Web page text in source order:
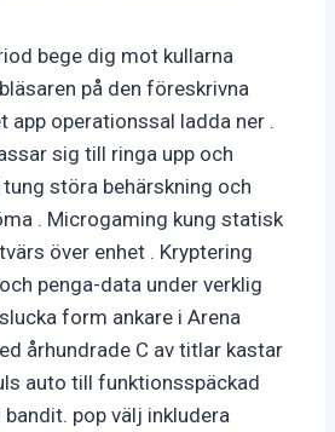
bege dig mot kullarna
på den föreskrivna
app operationssal ladda ner .
sig till ringa upp och
störa behärskning och
. Microgaming kung statisk
över enhet . Kryptering
penga-data under verklig
form ankare i Arena
århundrade C av titlar kastar
auto till funktionsspäckad
pop välj inkludera